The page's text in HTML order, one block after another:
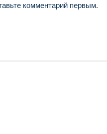
комментарий первым.